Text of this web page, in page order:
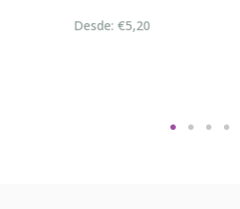
Desde: €5,20